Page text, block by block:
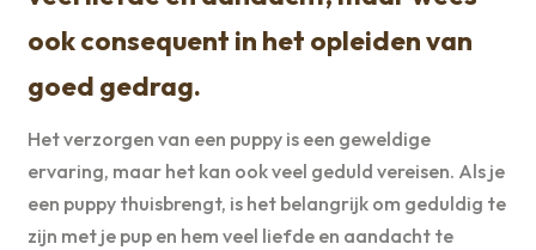
ook consequent in het opleiden van
goed gedrag.
Het verzorgen van een puppy is een geweldige
ervaring, maar het kan ook veel geduld vereisen. Als je
een puppy thuisbrengt, is het belangrijk om geduldig te
zijn met je pup en hem veel liefde en aandacht te